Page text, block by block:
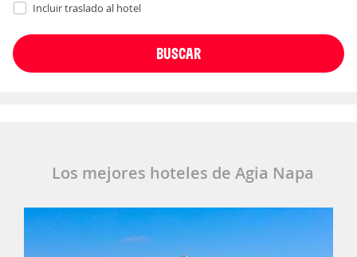
Incluir traslado al hotel
Los mejores hoteles de Agia Napa